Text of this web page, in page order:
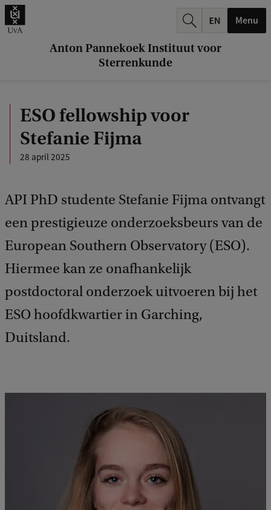
Anton Pannekoek Instituut voor
Sterrenkunde
Menu
ESO fellowship voor
Stefanie Fijma
28 april 2025
API PhD studente Stefanie Fijma ontvangt
een prestigieuze onderzoeksbeurs van de
European Southern Observatory (ESO).
Hiermee kan ze onafhankelijk
postdoctoral onderzoek uitvoeren bij het
ESO hoofdkwartier in Garching,
Duitsland.